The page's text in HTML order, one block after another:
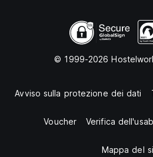
© 1999-2026
Avviso sulla protezione dei dati
Voucher Verifica
Mappa del